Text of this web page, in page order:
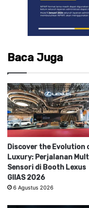
Baca Juga
Discover the Evolution
Luxury: Perjalanan
Sensori di Booth Lexus
GIIAS 2026
6 Agustus 2026